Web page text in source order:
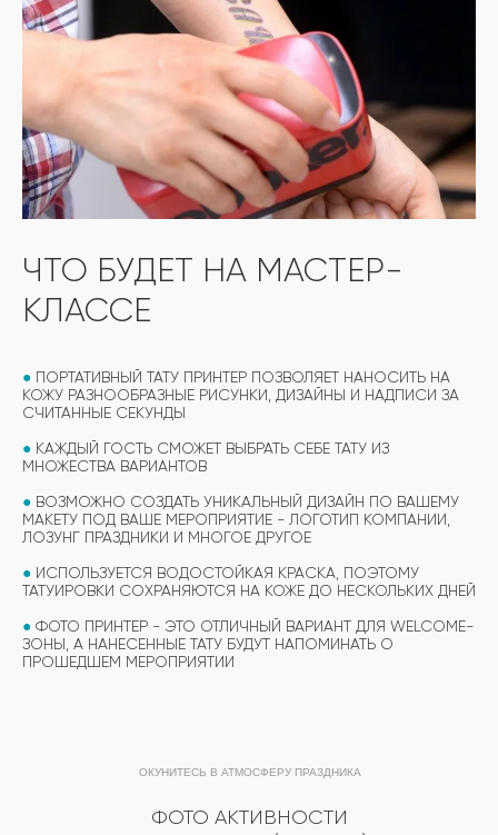
ЧТО БУДЕТ НА МАСТЕР-
КЛАССЕ
● ПОРТАТИВНЫЙ ТАТУ ПРИНТЕР ПОЗВОЛЯЕТ НАНОСИТЬ НА
КОЖУ РАЗНООБРАЗНЫЕ РИСУНКИ, ДИЗАЙНЫ И НАДПИСИ ЗА
СЧИТАННЫЕ СЕКУНДЫ
● КАЖДЫЙ ГОСТЬ СМОЖЕТ ВЫБРАТЬ СЕБЕ ТАТУ ИЗ
МНОЖЕСТВА ВАРИАНТОВ
● ВОЗМОЖНО СОЗДАТЬ УНИКАЛЬНЫЙ ДИЗАЙН ПО ВАШЕМУ
МАКЕТУ ПОД ВАШЕ МЕРОПРИЯТИЕ - ЛОГОТИП КОМПАНИИ,
ЛОЗУНГ ПРАЗДНИКИ И МНОГОЕ ДРУГОЕ
● ИСПОЛЬЗУЕТСЯ ВОДОСТОЙКАЯ КРАСКА, ПОЭТОМУ
ТАТУИРОВКИ СОХРАНЯЮТСЯ НА КОЖЕ ДО НЕСКОЛЬКИХ ДНЕЙ
● ФОТО ПРИНТЕР - ЭТО ОТЛИЧНЫЙ ВАРИАНТ ДЛЯ WELCOME-
ЗОНЫ, А НАНЕСЕННЫЕ ТАТУ БУДУТ НАПОМИНАТЬ О
ПРОШЕДШЕМ МЕРОПРИЯТИИ
ФОТО АКТИВНОСТИ
ОКУНИТЕСЬ В АТМОСФЕРУ ПРАЗДНИКА
ФОРМАТЫ ПРОВЕДЕНИЯ
ПРОДОЛЖИТЕЛЬНОСТЬЮ 1 ЧАС. ДО 15
УЧАСТНИКОВ В ГРУППЕ ПРИ РАБОТЕ ОДНОГО
МАСТЕР-КЛАССА